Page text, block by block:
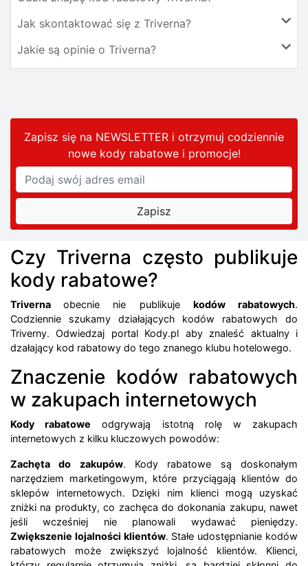
Jak skontaktować się z Triverna?
Jakie są opinie o Triverna?
Zapisz się na NEWSLETTER i otrzymuj codziennie
nowe kody rabatowei promocje!
Czy Triverna często publikuje
kody rabatowe?
Trivernaobecnie nie publikuje kodów rabatowych.
Codziennie szukamy działających kodów rabatowych do
Triverny. Odwiedzaj portal Kody.pl aby znaleść aktualny i
dzałający kod rabatowy do tego znanego klubu hotelowego.
Znaczenie kodów rabatowych
w zakupach internetowych
Kody rabatowe odgrywają istotną rolę w zakupach
internetowych z kilku kluczowych powodów:
Zachęta do zakupów. Kody rabatowe są doskonałym
narzędziem marketingowym, które przyciągają klientów do
sklepów internetowych. Dzięki nim klienci mogą uzyskać
zniżki na produkty, co zachęca do dokonania zakupu, nawet
jeśli wcześniej nie planowali wydawać pieniędzy.
Zwiększenie lojalności klientów. Stałe udostępnianie kodów
rabatowych może zwiększyć lojalność klientów. Klienci,